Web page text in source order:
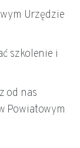
Urzędzie
szkolenie i
od nas
Powiatowym